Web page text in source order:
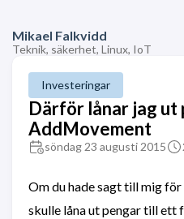
Mikael Falkvidd
Teknik, säkerhet, Linux, IoT
Investeringar
Därför lånar jag ut
AddMovement
söndag 23 augusti 2015
Om du hade sagt till mig
skulle låna ut pengar till ett